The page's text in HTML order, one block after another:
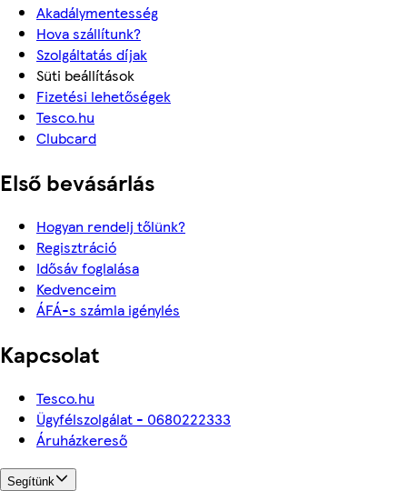
Akadálymentesség
Hova szállítunk?
Szolgáltatás díjak
Süti beállítások
Fizetési lehetőségek
Tesco.hu
Clubcard
Első bevásárlás
Hogyan rendelj tőlünk?
Regisztráció
Idősáv foglalása
Kedvenceim
ÁFÁ-s számla igénylés
Kapcsolat
Tesco.hu
Ügyfélszolgálat - 0680222333
Áruházkereső
Segítünk